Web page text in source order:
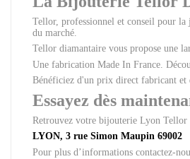
Tellor, professionnel et conseil pour la
du marché.
Tellor diamantaire vous propose une
Une fabrication Made In France.
Bénéficiez d'un prix direct fabricant et
Essayez dès
Retrouvez votre bijouterie Lyon Tellor
LYON, 3 rue Simon Maupin 69002
Pour plus d’informations contactez-